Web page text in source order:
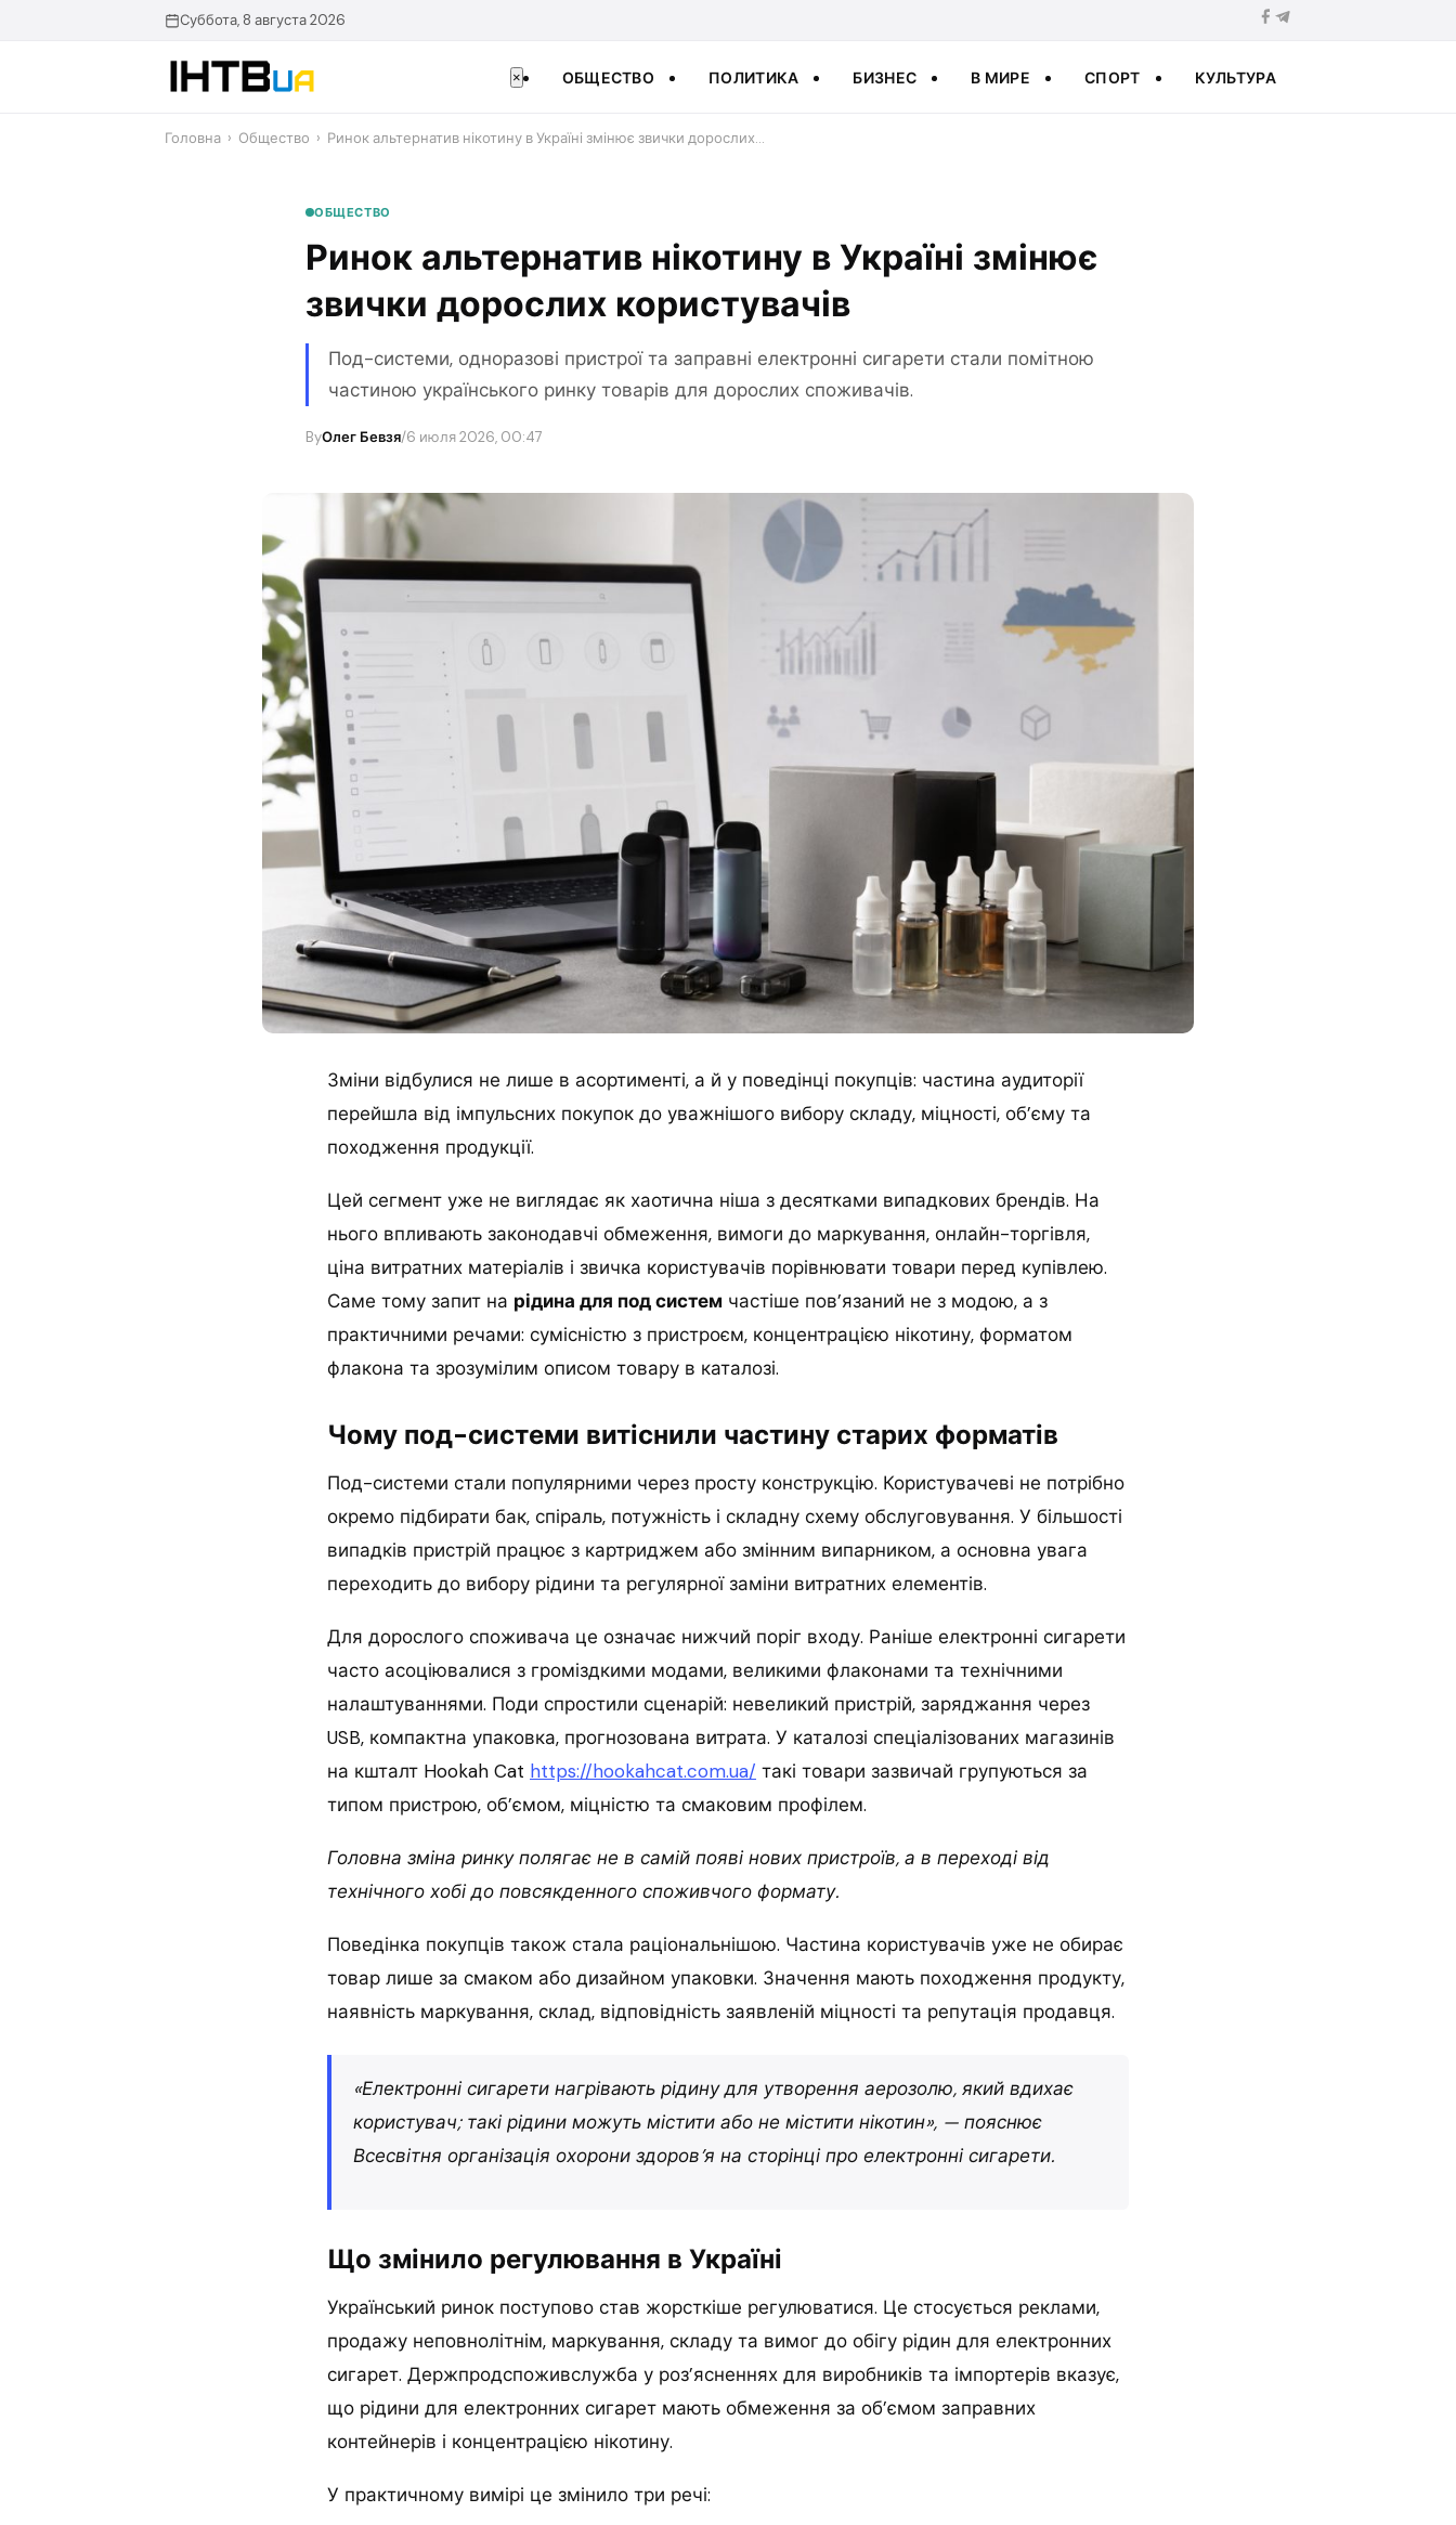
Суббота, 8 августа 2026
× ОБЩЕСТВО ПОЛИТИКА БИЗНЕС В МИРЕ СПОРТ КУЛЬТУРА
Головна › Общество › Ринок альтернатив нікотину в Україні змінює звички дорослих…
ОБЩЕСТВО
Ринок альтернатив нікотину в Україні змінює
звички дорослих користувачів
Под-системи, одноразові пристрої та заправні електронні сигарети стали помітною
частиною українського ринку товарів для дорослих споживачів.
ByОлег Бевзя/6 июля 2026, 00:47
Зміни відбулися не лише в асортименті, а й у поведінці покупців: частина аудиторії
перейшла від імпульсних покупок до уважнішого вибору складу, міцності, об’єму та
походження продукції.
Цей сегмент уже не виглядає як хаотична ніша з десятками випадкових брендів. На
нього впливають законодавчі обмеження, вимоги до маркування, онлайн-торгівля,
ціна витратних матеріалів і звичка користувачів порівнювати товари перед купівлею.
Саме тому запит на рідина для под систем частіше пов’язаний не з модою, а з
практичними речами: сумісністю з пристроєм, концентрацією нікотину, форматом
флакона та зрозумілим описом товару в каталозі.
Чому под-системи витіснили частину старих форматів
Под-системи стали популярними через просту конструкцію. Користувачеві не потрібно
окремо підбирати бак, спіраль, потужність і складну схему обслуговування. У більшості
випадків пристрій працює з картриджем або змінним випарником, а основна увага
переходить до вибору рідини та регулярної заміни витратних елементів.
Для дорослого споживача це означає нижчий поріг входу. Раніше електронні сигарети
часто асоціювалися з громіздкими модами, великими флаконами та технічними
налаштуваннями. Поди спростили сценарій: невеликий пристрій, заряджання через
USB, компактна упаковка, прогнозована витрата. У каталозі спеціалізованих магазинів
на кшталт Hookah Cat https://hookahcat.com.ua/ такі товари зазвичай групуються за
типом пристрою, об’ємом, міцністю та смаковим профілем.
Головна зміна ринку полягає не в самій появі нових пристроїв, а в переході від
технічного хобі до повсякденного споживчого формату.
Поведінка покупців також стала раціональнішою. Частина користувачів уже не обирає
товар лише за смаком або дизайном упаковки. Значення мають походження продукту,
наявність маркування, склад, відповідність заявленій міцності та репутація продавця.
«Електронні сигарети нагрівають рідину для утворення аерозолю, який вдихає
користувач; такі рідини можуть містити або не містити нікотин», — пояснює
Всесвітня організація охорони здоров’я на сторінці про електронні сигарети.
Що змінило регулювання в Україні
Український ринок поступово став жорсткіше регулюватися. Це стосується реклами,
продажу неповнолітнім, маркування, складу та вимог до обігу рідин для електронних
сигарет. Держпродспоживслужба у роз’ясненнях для виробників та імпортерів вказує,
що рідини для електронних сигарет мають обмеження за об’ємом заправних
контейнерів і концентрацією нікотину.
У практичному вимірі це змінило три речі: